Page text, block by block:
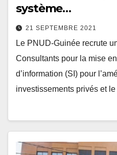
système…
21 SEPTEMBRE 2021
Le PNUD-Guinée recrute
Consultants pour la mise
d’information (SI) pour
investissements privés et